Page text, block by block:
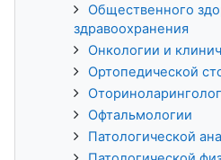
Общественного
здравоохранения
Онкологии и
Ортопедической
Офтальмологии
Патологической